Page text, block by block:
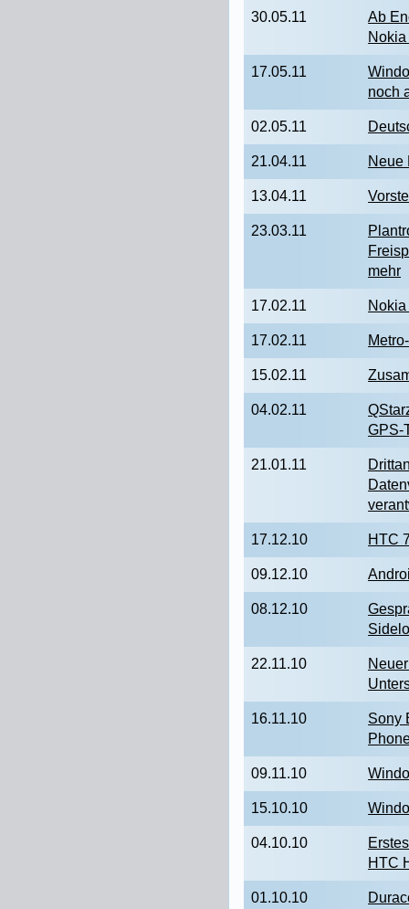
30.05.11
Ab
17.05.11
noch
02.05.11
21.04.11 Neue
13.04.11
23.03.11
mehr
17.02.11
17.02.11
15.02.11
04.02.11
GPS-
21.01.11
17.12.10 HTC
09.12.10
08.12.10
22.11.10
16.11.10
Sony
09.11.10
15.10.10
04.10.10
HTC
01.10.10